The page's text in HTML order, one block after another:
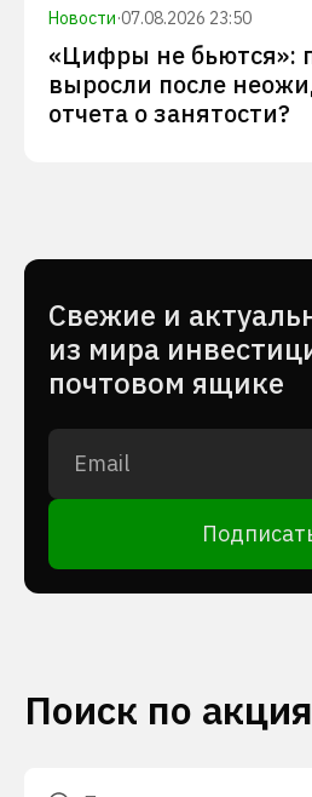
Новости·07.08.2026 23:50
«Цифры не бьются»:
выросли после
отчета о занятости?
Cвежие и
из мира
почтовом ящике
Поиск по